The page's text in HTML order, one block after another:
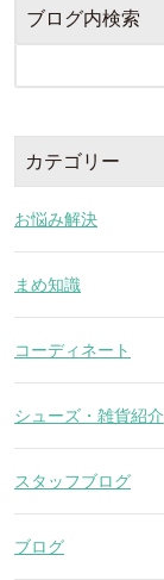
ブログ内検索
カテゴリー
お悩み解決
まめ知識
コーディネート
シューズ・雑貨紹介
スタッフブログ
ブログ